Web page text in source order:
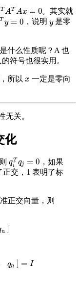
T AT Ax = 0
ATAx= 0
。其实就
T y = 0
y=0 ，说明 y
y是零
是什么性质呢？A 也
符号也很实用。
所以 x
x 一定是零向
无关。
化
qT
i qj = 0
qiTqj =0 ，如果
正交，1 表明了标
正交向量，则
n
qn = I
n]=